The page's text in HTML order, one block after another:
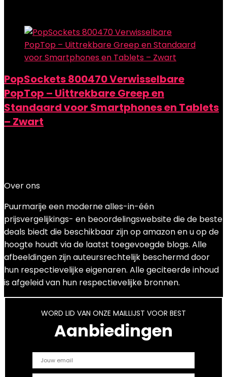
PopSockets 800470 Verwisselbare
PopTop – Uittrekbare Greep en
Standaard voor Smartphones en Tablets
– Zwart
Over ons
Puurmarije een moderne alles-in-één
prijsvergelijkings- en beoordelingswebsite die de beste
deals biedt die beschikbaar zijn op amazon en u op de
hoogte houdt via de laatst toegevoegde blogs. Alle
afbeeldingen zijn auteursrechtelijk beschermd door
hun respectievelijke eigenaren. Alle geciteerde inhoud
is afgeleid van hun respectievelijke bronnen.
WORD LID VAN ONZE MAILLIJST VOOR BEST
Aanbiedingen